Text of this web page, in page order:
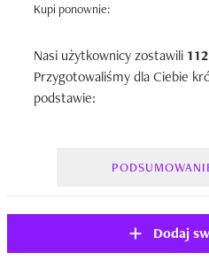
Kupi ponownie:
Nasi użytkownicy zostawili
Przygotowaliśmy dla Ciebie
podstawie:
Dodaj